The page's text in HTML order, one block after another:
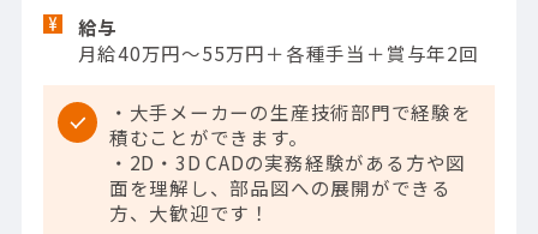
給与
月給40万円～55万円＋各種手当＋賞与年2回
・大手メーカーの生産技術部門で経験を
積むことができます。
・2D・3D CADの実務経験がある方や図
面を理解し、部品図への展開ができる
方、大歓迎です！